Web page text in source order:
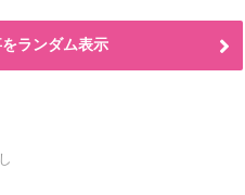
ランダム表示